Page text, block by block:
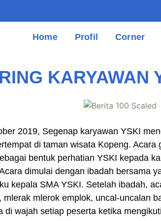
Home Profil Corner
KARYAWAN
2019, Segenap karyawan YSKI
di taman wisata Kopeng.
bentuk perhatian YSKI kepada
dimulai dengan ibadah bersama
kepala SMA YSKI. Setelah ibadah,
mlerak mlerok emplok, uncal-uncalan
di wajah setiap peserta ketika